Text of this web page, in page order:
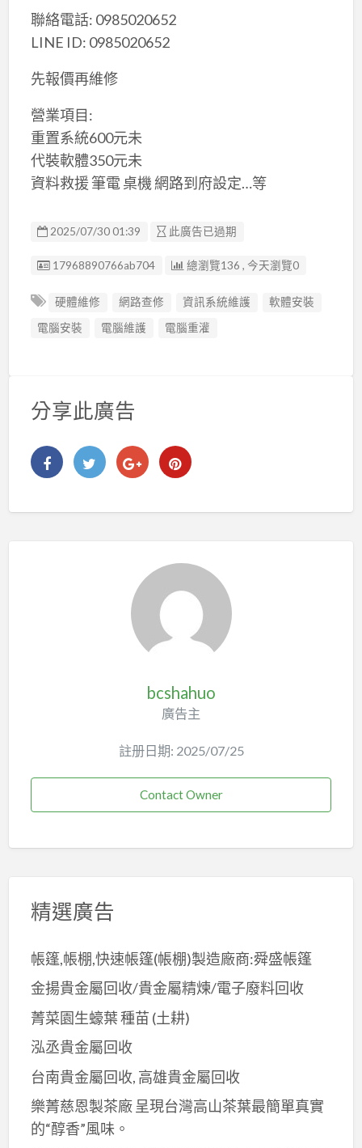
聯絡電話: 0985020652
LINE ID: 0985020652
先報價再維修
營業項目:
重置系統600元未
代裝軟體350元未
資料救援 筆電 桌機 網路到府設定…等
2025/07/30 01:39 此廣告已過期
廣告编號
17968890766ab704 總瀏覽136 , 今天瀏覽0
硬體維修 網路查修 資訊系統維護
軟體安裝
電腦安裝
電腦維護 電腦重灌
分享此廣告
bcshahuo
廣告主
註册日期: 2025/07/25
Contact Owner
精選廣告
帳篷,帳棚,快速帳篷(帳棚)製造廠商:舜盛帳篷
金揚貴金屬回收/貴金屬精煉/電子廢料回收
菁菜園生蠔葉 種苗 (土耕)
泓丞貴金屬回收
台南貴金屬回收, 高雄貴金屬回收
樂菁慈恩製茶廠 呈現台灣高山茶葉最簡單真實
的“醇香”風味。